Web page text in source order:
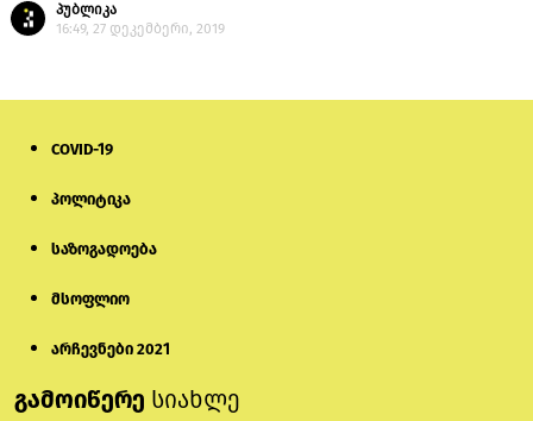
პუბლიკა
16:49, 27 დეკემბერი, 2019
COVID-19
პოლიტიკა
საზოგადოება
მსოფლიო
არჩევნები 2021
გამოიწერე სიახლე